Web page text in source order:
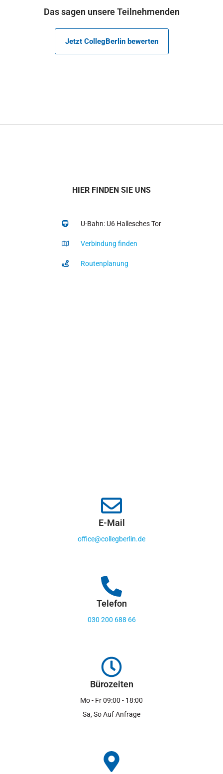
Das sagen unsere Teilnehmenden
Jetzt CollegBerlin bewerten
HIER FINDEN SIE UNS
U-Bahn: U6 Hallesches Tor
Verbindung finden
Routenplanung
E-Mail
office@collegberlin.de
Telefon
030 200 688 66
Bürozeiten
Mo - Fr 09:00 - 18:00
Sa, So Auf Anfrage